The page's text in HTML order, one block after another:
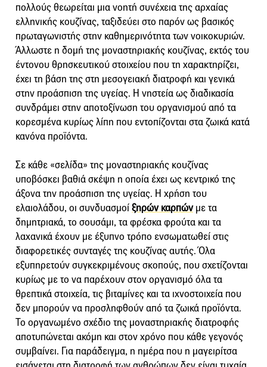
πολλούς θεωρείται μια νοητή συνέχεια της αρχαίας
ελληνικής κουζίνας, ταξιδεύει στο παρόν ως βασικός
πρωταγωνιστής στην καθημερινότητα των νοικοκυριών.
Άλλωστε η δομή της μοναστηριακής κουζίνας, εκτός του
έντονου θρησκευτικού στοιχείου που τη χαρακτηρίζει,
έχει τη βάση της στη μεσογειακή διατροφή και γενικά
στην προάσπιση της υγείας. Η νηστεία ως διαδικασία
συνδράμει στην αποτοξίνωση του οργανισμού από τα
κορεσμένα κυρίως λίπη που εντοπίζονται στα ζωικά κατά
κανόνα προϊόντα.
Σε κάθε «σελίδα» της μοναστηριακής κουζίνας
υποβόσκει βαθιά σκέψη η οποία έχει ως κεντρικό της
άξονα την προάσπιση της υγείας. Η χρήση του
ελαιολάδου, οι συνδυασμοίξηρών καρπώνμε τα
δημητριακά, το σουσάμι, τα φρέσκα φρούτα και τα
λαχανικά έχουν με έξυπνο τρόπο ενσωματωθεί στις
διαφορετικές συνταγές της κουζίνας αυτής. Όλα
εξυπηρετούν συγκεκριμένους σκοπούς, που σχετίζονται
κυρίως με το να παρέχουν στον οργανισμό όλα τα
θρεπτικά στοιχεία, τις βιταμίνες και τα ιχνοστοιχεία που
δεν μπορούν να προσληφθούν από τα ζωικά προϊόντα.
Το οργανωμένο σχέδιο της μοναστηριακής διατροφής
αποτυπώνεται ακόμη και στον χρόνο που κάθε γεγονός
συμβαίνει. Για παράδειγμα, η ημέρα που η μαγειρίτσα